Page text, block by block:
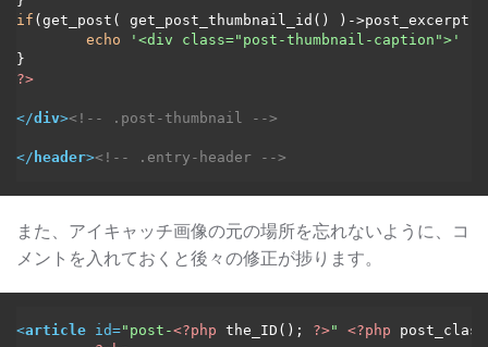
if (get_post( get_post_thumbnail_id() )->post_excerpt)
echo
'<div class="post-thumbnail-caption">'
?>
</div><!-- .post-thumbnail -->
</ header><!-- .entry-header -->
また、アイキャッチ画像の元の場所を忘れないように、コ
メントを入れておくと後々の修正が捗ります。
<article id="post-<?php the_ID(); ?>" <?php